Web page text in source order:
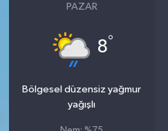
PAZAR
8°
Bölgesel düzensiz yağmur
yağışlı